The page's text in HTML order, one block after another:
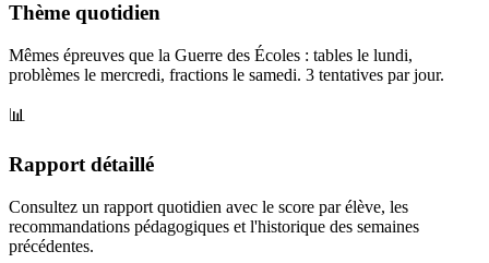
Thème quotidien
Mêmes épreuves que la Guerre des Écoles : tables le lundi,
problèmes le mercredi, fractions le samedi. 3 tentatives par jour.
📊
Rapport détaillé
Consultez un rapport quotidien avec le score par élève, les
recommandations pédagogiques et l'historique des semaines
précédentes.